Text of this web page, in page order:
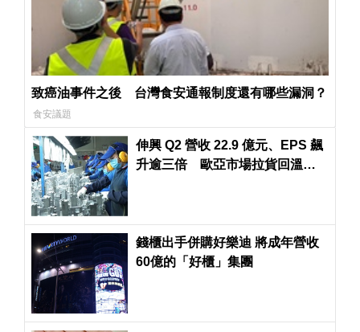
致癌油事件之後 台灣食安通報制度還有哪些漏洞？
食安議題
伸興 Q2 營收 22.9 億元、EPS 飆
升逾三倍 歐亞市場拉貨回溫助
錢櫃出手併購好樂迪 將成年營收
60億的「好櫃」集團